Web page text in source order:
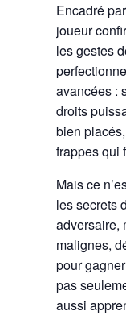
Encadré
joueur
les gestes
avancées :
droits
bien
frappes qui
Mais ce
les secrets
adversaire,
malignes,
pour
pas
aussi